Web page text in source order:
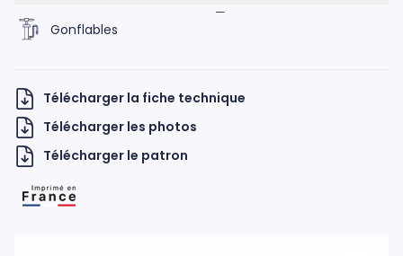
UKNOW
Gonflables
Télécharger la fiche technique
Télécharger les photos
Télécharger le patron